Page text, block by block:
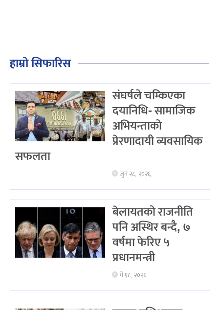
हाम्रो सिफारिस
संघर्षले चम्किएका
दयानिधि- सामाजिक
अभियन्ताको
प्रेरणादायी व्यवसायिक
सफलता
जुन २८, २०२६
बेलायतको राजनीति
पनि अस्थिर बन्दै, ७
वर्षमा फेरिए ५
प्रधानमन्त्री
मे १८, २०२६